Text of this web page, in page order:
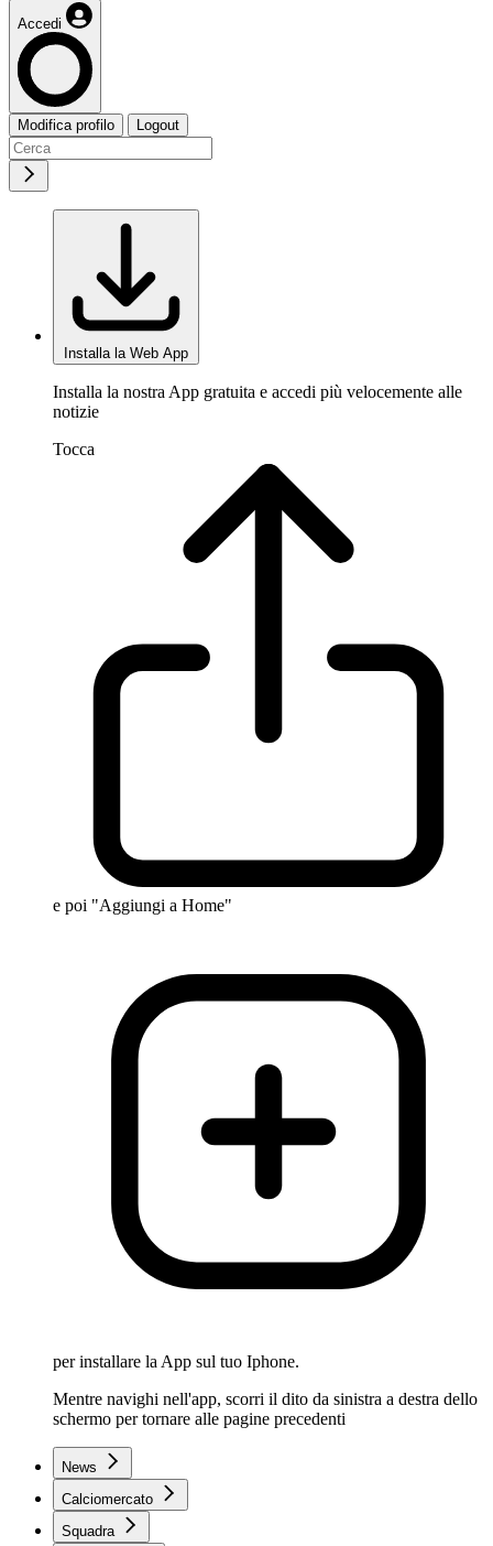
Accedi
Modifica profilo Logout
Installa la Web App
Installa la nostra App gratuita e accedi più velocemente alle
notizie
Tocca
e poi "Aggiungi a Home"
per installare la App sul tuo Iphone.
Mentre navighi nell'app, scorri il dito da sinistra a destra dello
schermo per tornare alle pagine precedenti
News
Calciomercato
Squadra